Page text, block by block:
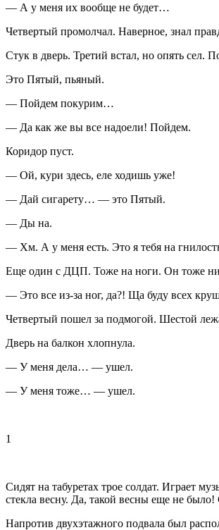
— А у меня их вообще не будет…
Четвертый промолчал. Наверное, знал
Стук в дверь. Третий встал, но опять сел.
Это Пятый, пьяный.
— Пойдем покурим…
— Да как же вы все надоели! Пойдем.
Коридор пуст.
— Ой, кури здесь, еле ходишь уже!
— Дай сигарету… — это Пятый.
— Ды на.
— Хм. А у меня есть. Это я тебя на
Еще один с ДЦП. Тоже на ноги. Он тоже
— Это все из-за ног, да?! Ща буду всех
Четвертый пошел за подмогой. Шестой
Дверь на балкон хлопнула.
— У меня дела… — ушел.
— У меня тоже… — ушел.
1
Сидят на табуретах трое солдат. Играет
стекла весну. Да, такой весны еще не
Напротив двухэтажного подвала был